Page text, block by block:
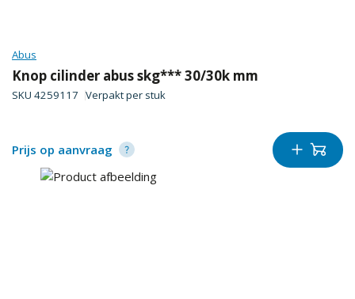
Abus
Knop cilinder abus skg*** 30/30k mm
SKU 4259117 Verpakt per stuk
Prijs op aanvraag